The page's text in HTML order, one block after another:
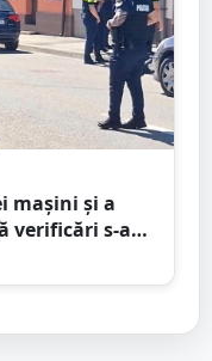
mașini și a
verificări s-a